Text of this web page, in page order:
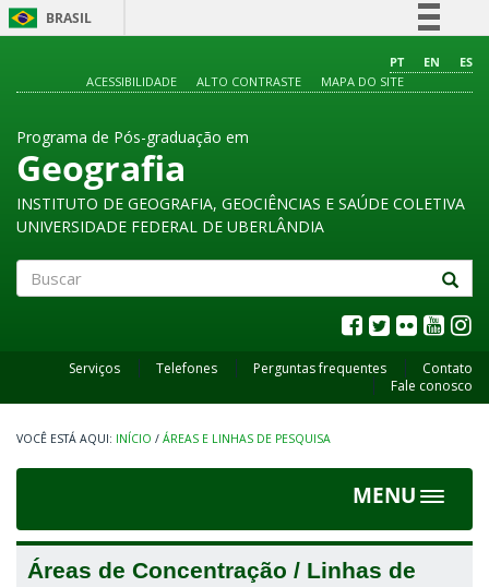
BRASIL
Comunica BR
PT EN
ES
ACESSIBILIDADE
ALTO CONTRASTE MAPA DO SITE
Programa de Pós-graduação em
Geografia
INSTITUTO DE GEOGRAFIA, GEOCIÊNCIAS E SAÚDE COLETIVA
UNIVERSIDADE FEDERAL DE UBERLÂNDIA
Serviços Telefones Perguntas frequentes
Contato
Fale conosco
INÍCIO / ÁREAS E LINHAS DE PESQUISA
MENU
Toggle
Áreas de Concentração / Linhas de